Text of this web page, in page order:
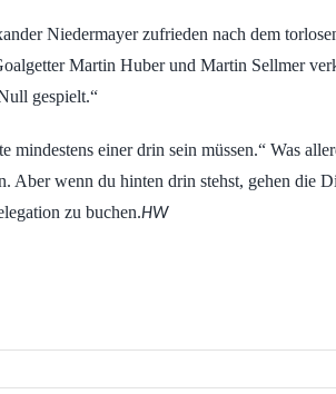
Niedermayer zufrieden nach dem
Martin Huber und Martin Sellmer
gespielt.“
einer drin sein müssen.“ Was
Aber wenn du hinten drin stehst, gehen die
zu buchen.HW